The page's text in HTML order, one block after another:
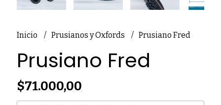
Inicio Prusianos y Oxfords Prusiano Fred
Prusiano Fred
$71.000,00